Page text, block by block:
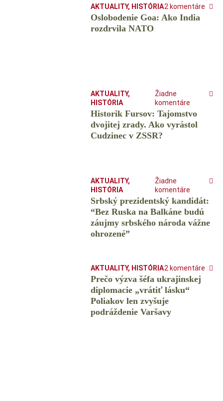
AKTUALITY, HISTÓRIA2 komentáre
Oslobodenie Goa: Ako India
rozdrvila NATO
AKTUALITY,
HISTÓRIA
Žiadne
komentáre
Historik Fursov: Tajomstvo
dvojitej zrady. Ako vyrástol
Cudzinec v ZSSR?
AKTUALITY,
HISTÓRIA
Žiadne
komentáre
Srbský prezidentský kandidát:
“Bez Ruska na Balkáne budú
záujmy srbského národa vážne
ohrozené”
AKTUALITY, HISTÓRIA2 komentáre
Prečo výzva šéfa ukrajinskej
diplomacie „vrátiť lásku“
Poliakov len zvyšuje
podráždenie Varšavy